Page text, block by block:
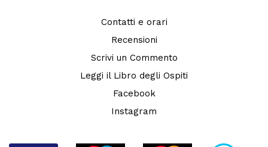
Contatti e orari
Recensioni
Scrivi un Commento
Leggi il Libro degli Ospiti
Facebook
Instagram